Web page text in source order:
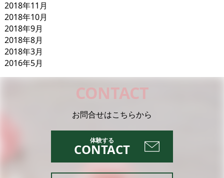
2018年11月
2018年10月
2018年9月
2018年8月
2018年3月
2016年5月
CONTACT
お問合せはこちらから
CONTACT